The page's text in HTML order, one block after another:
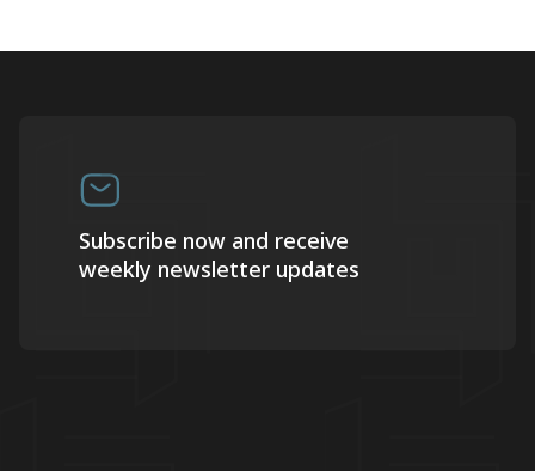
Subscribe now and receive
weekly newsletter updates